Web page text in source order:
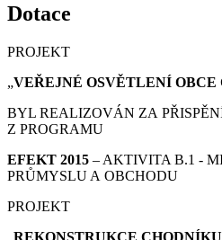
Dotace
PROJEKT
„VEŘEJNÉ OSVĚTLENÍ OBCE
BYL REALIZOVÁN ZA
Z PROGRAMU
EFEKT 2015 – AKTIVITA B.1 -
PRŮMYSLU A OBCHODU
PROJEKT
„REKONSTRUKCE